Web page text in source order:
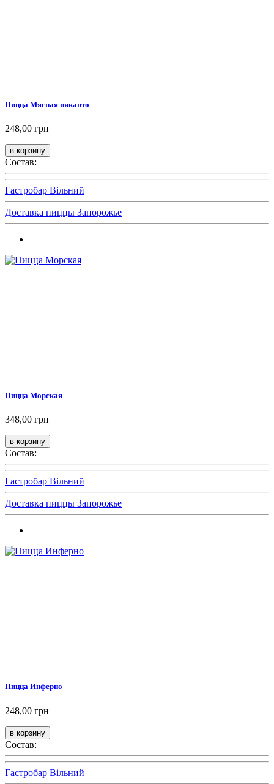
Пицца Мясная пиканто
248,00 грн
Состав:
Гастробар Вільний
Доставка пиццы Запорожье
Пицца Морская
348,00 грн
Состав:
Гастробар Вільний
Доставка пиццы Запорожье
Пицца Инферно
248,00 грн
Состав:
Гастробар Вільний